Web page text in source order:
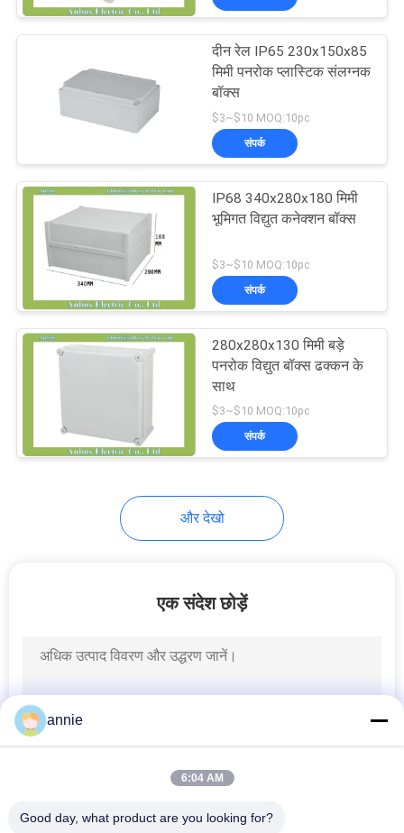
प्लास्टिक इलेक्ट्रॉनिक
बाड़ों
7
पनरोक धातु जंक्शन बॉक्स
अल्युमीनियम का बाड़े
दिन रेल बढ़ते क्लिप
दीन रेल IP65 230x150x85
मिमी पनरोक प्लास्टिक संलग्नक
बॉक्स
$3~$10 MOQ:10pc
संपर्क
IP68 340x280x180 मिमी
भूमिगत विद्युत कनेक्शन बॉक्स
$3~$10 MOQ:10pc
संपर्क
280x280x130 मिमी बड़े
पनरोक विद्युत बॉक्स ढक्कन के
साथ
$3~$10 MOQ:10pc
संपर्क
और देखो
एक संदेश छोड़ें
annie
6:04 AM
Good day, what product are you looking for?